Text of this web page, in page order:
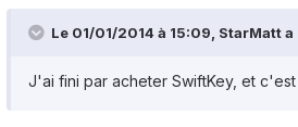
Le 01/01/2014 à 15:09, StarMatt a
J'ai fini par acheter SwiftKey, et